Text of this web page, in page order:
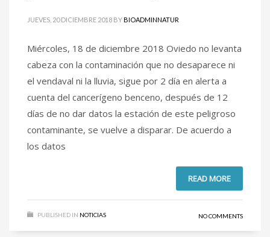
JUEVES, 20 DICIEMBRE 2018 BYBIOADMINNATUR
Miércoles, 18 de diciembre 2018 Oviedo no levanta
cabeza con la contaminación que no desaparece ni
el vendaval ni la lluvia, sigue por 2 día en alerta a
cuenta del cancerígeno benceno, después de 12
días de no dar datos la estación de este peligroso
contaminante, se vuelve a disparar. De acuerdo a
los datos
READ MORE
PUBLISHED IN NOTICIAS NO COMMENTS